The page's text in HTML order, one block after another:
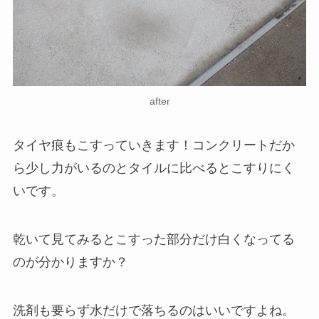
after
タイヤ痕もこすっていきます！コンクリートだか
ら少し力がいるのとタイルに比べるとこすりにく
いです。
乾いて見てみるとこすった部分だけ白くなってる
のが分かりますか？
洗剤も要らず水だけで落ちるのはいいですよね。